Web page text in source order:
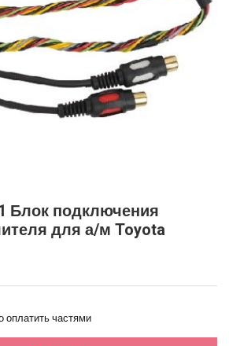
Блок подключения
для а/м Toyota
частями